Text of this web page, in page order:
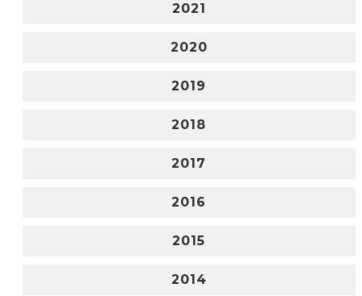
2021
2020
2019
2018
2017
2016
2015
2014